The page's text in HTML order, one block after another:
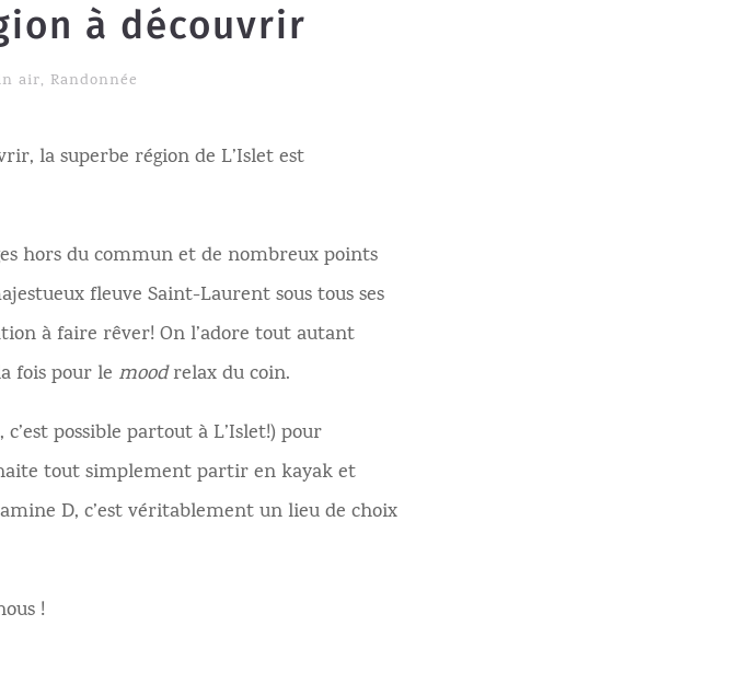
à découvrir
air, Randonnée
la superbe région de L’Islet est
hors du commun et de nombreux points
fleuve Saint-Laurent sous tous ses
à faire rêver! On l’adore tout autant
fois pour le moodrelax du coin.
possible partout à L’Islet!) pour
tout simplement partir en kayak et
D, c’est véritablement un lieu de choix
!